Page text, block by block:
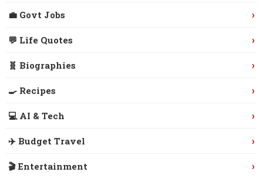
💼 Govt Jobs ›
💬 Life Quotes ›
🧬 Biographies ›
🍳 Recipes ›
💻 AI & Tech ›
✈️ Budget Travel ›
🎬 Entertainment ›